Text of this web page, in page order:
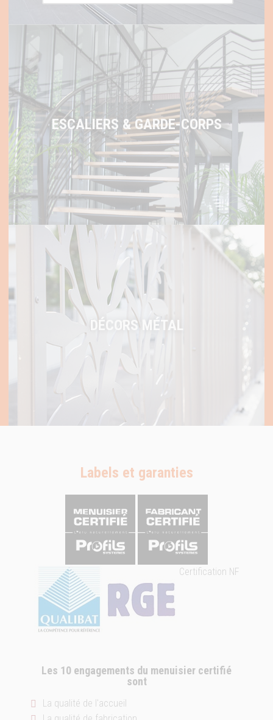
ESCALIERS & GARDE-CORPS
DÉCORS MÉTAL
Labels et garanties
Certification NF
Les 10 engagements du menuisier certifié
sont
La qualité de l'accueil